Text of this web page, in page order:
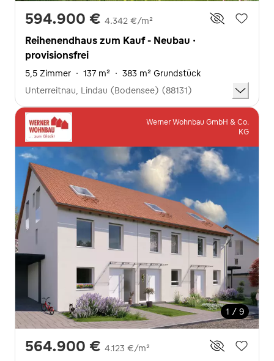
594.900 € 4.342 €/m²
Reihenendhaus zum Kauf - Neubau ·
provisionsfrei
5,5 Zimmer · 137 m² · 383 m² Grundstück
Unterreitnau, Lindau (Bodensee) (88131)
Werner Wohnbau GmbH & Co.
KG
1 / 9
564.900 € 4.123 €/m²